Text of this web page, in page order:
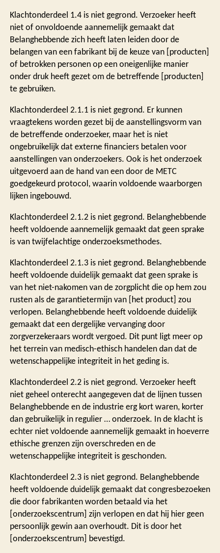
Klachtonderdeel 1.4 is niet gegrond. Verzoeker heeft
niet of onvoldoende aannemelijk gemaakt dat
Belanghebbende zich heeft laten leiden door de
belangen van een fabrikant bij de keuze van [producten]
of betrokken personen op een oneigenlijke manier
onder druk heeft gezet om de betreffende [producten]
te gebruiken.
Klachtonderdeel 2.1.1 is niet gegrond. Er kunnen
vraagtekens worden gezet bij de aanstellingsvorm van
de betreffende onderzoeker, maar het is niet
ongebruikelijk dat externe financiers betalen voor
aanstellingen van onderzoekers. Ook is het onderzoek
uitgevoerd aan de hand van een door de METC
goedgekeurd protocol, waarin voldoende waarborgen
lijken ingebouwd.
Klachtonderdeel 2.1.2 is niet gegrond. Belanghebbende
heeft voldoende aannemelijk gemaakt dat geen sprake
is van twijfelachtige onderzoeksmethodes.
Klachtonderdeel 2.1.3 is niet gegrond. Belanghebbende
heeft voldoende duidelijk gemaakt dat geen sprake is
van het niet-nakomen van de zorgplicht die op hem zou
rusten als de garantietermijn van [het product] zou
verlopen. Belanghebbende heeft voldoende duidelijk
gemaakt dat een dergelijke vervanging door
zorgverzekeraars wordt vergoed. Dit punt ligt meer op
het terrein van medisch-ethisch handelen dan dat de
wetenschappelijke integriteit in het geding is.
Klachtonderdeel 2.2 is niet gegrond. Verzoeker heeft
niet geheel onterecht aangegeven dat de lijnen tussen
Belanghebbende en de industrie erg kort waren, korter
dan gebruikelijk in regulier … onderzoek. In de klacht is
echter niet voldoende aannemelijk gemaakt in hoeverre
ethische grenzen zijn overschreden en de
wetenschappelijke integriteit is geschonden.
Klachtonderdeel 2.3 is niet gegrond. Belanghebbende
heeft voldoende duidelijk gemaakt dat congresbezoeken
die door fabrikanten worden betaald via het
[onderzoekscentrum] zijn verlopen en dat hij hier geen
persoonlijk gewin aan overhoudt. Dit is door het
[onderzoekscentrum] bevestigd.